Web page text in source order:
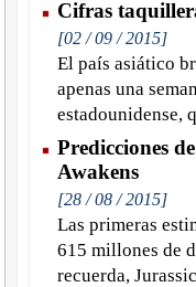
Cifras
[02 / 09 / 2015]
El país asiático
apenas una
estadounidense,
Predicciones
Awakens
[28 / 08 / 2015]
Las primeras
615 millones de
recuerda,